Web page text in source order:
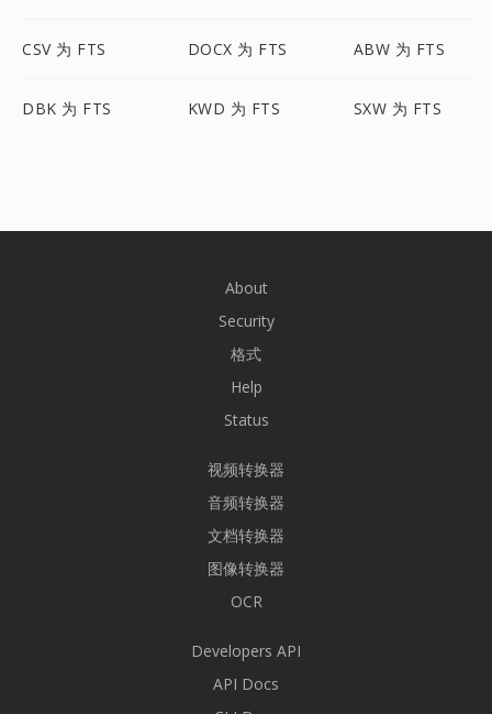
CSV 为 FTS DOCX 为 FTS ABW 为 FTS
DBK 为 FTS KWD 为 FTS SXW 为 FTS
About
Security
格式
Help
Status
视频转换器
音频转换器
文档转换器
图像转换器
OCR
Developers API
API Docs